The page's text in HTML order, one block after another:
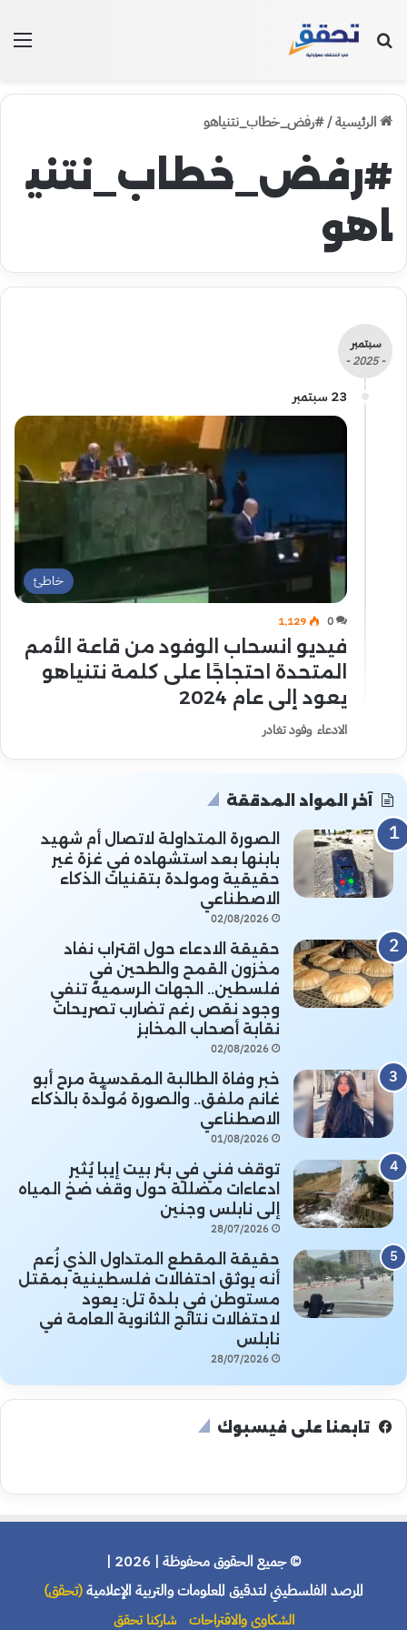
بحث عن
الرئيسية/#رفض_خطاب_نتنياهو
#رفض_خطاب_نتني
اهو
سبتمبر
- 2025 -
23 سبتمبر
خاطئ
0 1٬129
فيديو انسحاب الوفود من قاعة الأمم
المتحدة احتجاجًا على كلمة نتنياهو
يعود إلى عام 2024
الادعاء وفود تغادر
آخر المواد المدققة
الصورة المتداولة لاتصال أم شهيد
بابنها بعد استشهاده في غزة غير
حقيقية ومولدة بتقنيات الذكاء
الاصطناعي
02/08/2026
حقيقة الادعاء حول اقتراب نفاد
مخزون القمح والطحين في
فلسطين.. الجهات الرسمية تنفي
وجود نقص رغم تضارب تصريحات
نقابة أصحاب المخابز
02/08/2026
خبر وفاة الطالبة المقدسية مرح أبو
غانم ملفق.. والصورة مُولَّدة بالذكاء
الاصطناعي
01/08/2026
توقف فني في بئر بيت إيبا يُثير
ادعاءات مضللة حول وقف ضخ المياه
إلى نابلس وجنين
28/07/2026
حقيقة المقطع المتداول الذي زُعم
أنه يوثق احتفالات فلسطينية بمقتل
مستوطن في بلدة تل: يعود
لاحتفالات نتائج الثانوية العامة في
نابلس
28/07/2026
تابعنا على فيسبوك
© جميع الحقوق محفوظة | 2026 |
المرصد الفلسطيني لتدقيق المعلومات والتربية الإعلامية(تحقق)
الشكاوى والاقتراحات شاركنا تحقق